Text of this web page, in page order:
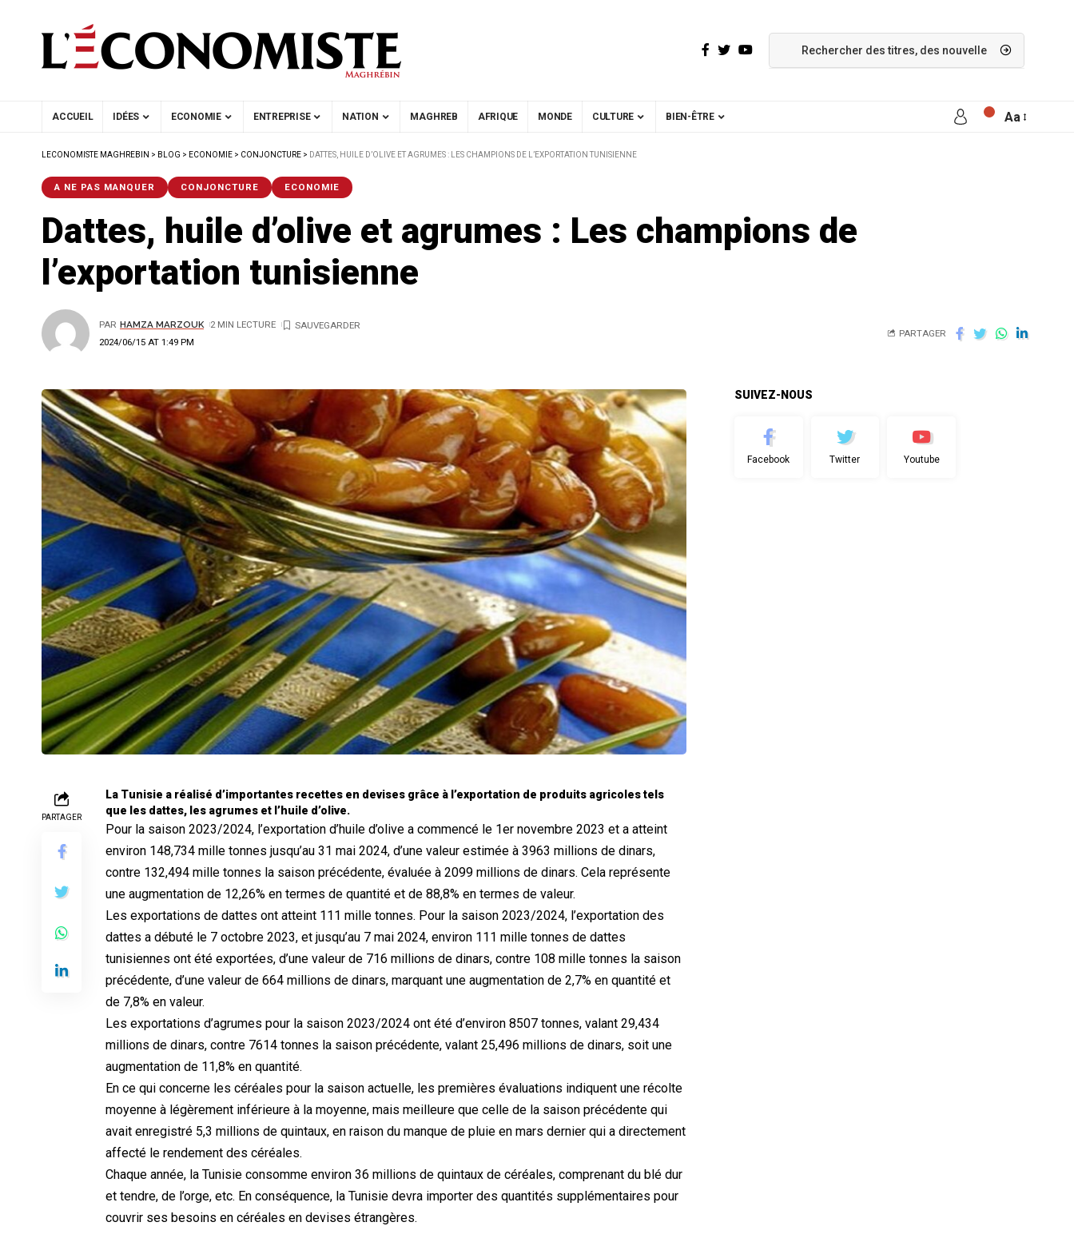
ACCUEIL IDÉES ECONOMIE ENTREPRISE NATION MAGHREB AFRIQUE MONDE CULTURE BIEN-ÊTRE Aa
LECONOMISTE MAGHREBIN > BLOG > ECONOMIE > CONJONCTURE > DATTES, HUILE D’OLIVE ET AGRUMES : LES CHAMPIONS DE L’EXPORTATION TUNISIENNE
A NE PAS MANQUER CONJONCTURE ECONOMIE
Dattes, huile d’olive et agrumes : Les champions de
l’exportation tunisienne
2024/06/15 AT 1:49 PM
PAR HAMZA MARZOUK 2 MIN LECTURE
PARTAGER
PARTAGER
La Tunisie a réalisé d’importantes recettes en devises grâce à l’exportation de produits agricoles tels
que les dattes, les agrumes et l’huile d’olive.
Pour la saison 2023/2024, l’exportation d’huile d’olive a commencé le 1er novembre 2023 et a atteint
environ 148,734 mille tonnes jusqu’au 31 mai 2024, d’une valeur estimée à 3963 millions de dinars,
contre 132,494 mille tonnes la saison précédente, évaluée à 2099 millions de dinars. Cela représente
une augmentation de 12,26% en termes de quantité et de 88,8% en termes de valeur.
Les exportations de dattes ont atteint 111 mille tonnes. Pour la saison 2023/2024, l’exportation des
dattes a débuté le 7 octobre 2023, et jusqu’au 7 mai 2024, environ 111 mille tonnes de dattes
tunisiennes ont été exportées, d’une valeur de 716 millions de dinars, contre 108 mille tonnes la saison
précédente, d’une valeur de 664 millions de dinars, marquant une augmentation de 2,7% en quantité et
de 7,8% en valeur.
Les exportations d’agrumes pour la saison 2023/2024 ont été d’environ 8507 tonnes, valant 29,434
millions de dinars, contre 7614 tonnes la saison précédente, valant 25,496 millions de dinars, soit une
augmentation de 11,8% en quantité.
En ce qui concerne les céréales pour la saison actuelle, les premières évaluations indiquent une récolte
moyenne à légèrement inférieure à la moyenne, mais meilleure que celle de la saison précédente qui
avait enregistré 5,3 millions de quintaux, en raison du manque de pluie en mars dernier qui a directement
affecté le rendement des céréales.
Chaque année, la Tunisie consomme environ 36 millions de quintaux de céréales, comprenant du blé dur
et tendre, de l’orge, etc. En conséquence, la Tunisie devra importer des quantités supplémentaires pour
couvrir ses besoins en céréales en devises étrangères.
SUIVEZ-NOUS
Facebook Twitter Youtube